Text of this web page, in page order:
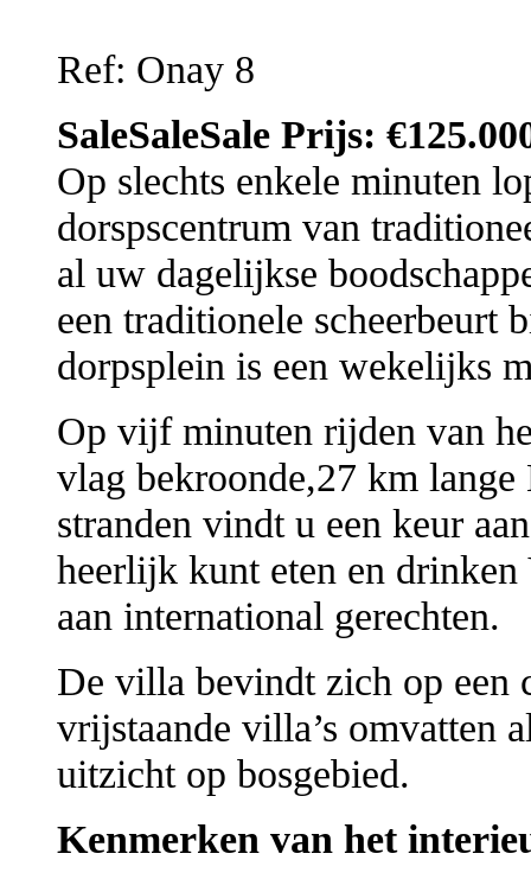
Ref: Onay 8
SaleSaleSale Prijs:
Op slechts enkele minuten
dorspscentrum van
al uw dagelijkse
een traditionele scheerbeurt
dorpsplein is een wekelijks
Op vijf minuten rijden van
vlag bekroonde,27 km
stranden vindt u een keur
heerlijk kunt eten en drinken
aan international gerechten.
De villa bevindt zich op een
vrijstaande villa’s omvatten
uitzicht op bosgebied.
Kenmerken van het